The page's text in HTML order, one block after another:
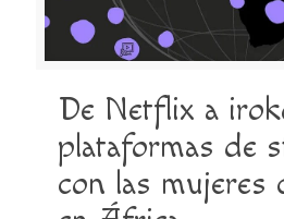
De Netflix a
plataformas de
con las mujeres